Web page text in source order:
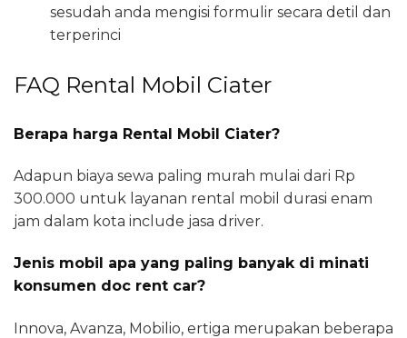
sesudah anda mengisi formulir secara detil dan
terperinci
FAQ Rental Mobil Ciater
Berapa harga Rental Mobil Ciater?
Adapun biaya sewa paling murah mulai dari Rp
300.000 untuk layanan rental mobil durasi enam
jam dalam kota include jasa driver.
Jenis mobil apa yang paling banyak di minati
konsumen doc rent car?
Innova, Avanza, Mobilio, ertiga merupakan beberapa